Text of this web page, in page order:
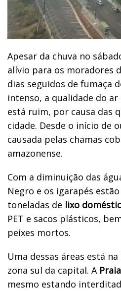
Apesar da chuva no
alívio para os moradores
dias seguidos de fumaça
intenso, a qualidade do ar
está ruim, por causa das
cidade. Desde o início de
causada pelas chamas
amazonense.
Com a diminuição das
Negro e os igarapés
toneladas de lixo
PET e sacos plásticos,
peixes mortos.
Uma dessas áreas está
zona sul da capital. A
mesmo estando